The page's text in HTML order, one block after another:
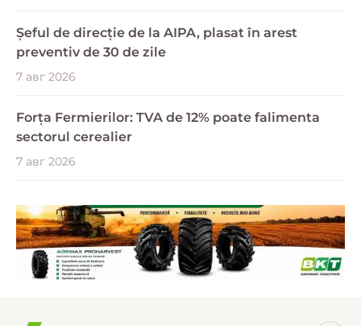
Șeful de direcție de la AIPA, plasat în arest
preventiv de 30 de zile
7 авг 2026
Forța Fermierilor: TVA de 12% poate falimenta
sectorul cerealier
7 авг 2026